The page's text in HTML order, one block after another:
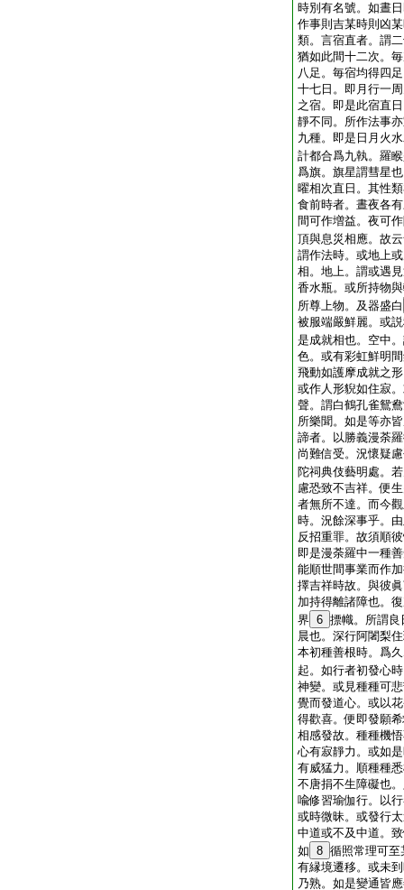
時別有名號。如晝
作事則吉某時則凶
類。言宿直者。謂
猶如此間十二次。
八足。毎宿均得四
十七日。即月行一
之宿。即是此宿直
靜不同。所作法事
九種。即是日月火
計都合爲九執。羅
爲旗。旗星謂彗星
曜相次直日。其性
食前時者。晝夜各
間可作増益。夜可
頂與息災相應。故
謂作法時。或地上
相。地上。謂或遇
香水瓶。或所持物
所尊上物。及器盛白
被服端嚴鮮麗。或
是成就相也。空中
色。或有彩虹鮮明
飛動如護摩成就之
或作人形貎如住寂
聲。謂白鶴孔雀鴛
所樂聞。如是等亦
諦者。以勝義漫荼
尚難信受。況懷疑
陀祠典伎藝明處。
慮恐致不吉祥。便
者無所不達。而今
時。況餘深事乎。
反招重罪。故須順
即是漫荼羅中一種
能順世間事業而作
擇吉祥時故。與彼
加持得離諸障也。
界 6 摽幟。所謂良
晨也。深行阿闍梨
本初種善根時。爲
起。如行者初發心
神變。或見種種可
覺而發道心。或以
得歡喜。便即發願
相感發故。種種機
心有寂靜力。或如
有威猛力。順種種
不唐捐不生障礙也
喩修習瑜伽行。以
或時微昧。或發行
中道或不及中道。
如 8 循照常理可至
有縁境遷移。或未
乃熟。如是變通皆